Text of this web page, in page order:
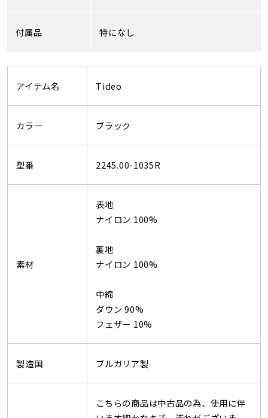
付属品 特になし
アイテム名 Tideo
カラー ブラック
型番 2245.00-1035R
素材
表地
ナイロン 100%
裏地
ナイロン 100%
中綿
ダウン 90%
フェザー 10%
製造国 ブルガリア製
こちらの商品は中古品の為、使用に伴